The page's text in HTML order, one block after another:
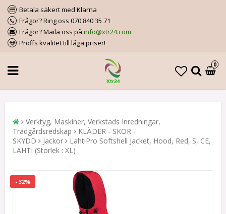
Betala säkert med Klarna
Frågor? Ring oss 070 840 35 71
Frågor? Maila oss på info@xtr24.com
Proffs kvalitet till låga priser!
0
Verktyg, Maskiner, Verkstads Inredningar,
Trädgårdsredskap
KLÄDER - SKOR -
SKYDD
Jackor
LahtiPro Softshell Jacket, Hood, Red, S, CE,
LAHTI (Storlek : XL)
- 32%